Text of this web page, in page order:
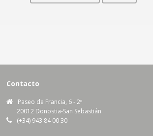
Contacto
Paseo de Francia, 6 - 2º
20012 Donostia-San Sebastián
(+34) 943 84 00 30